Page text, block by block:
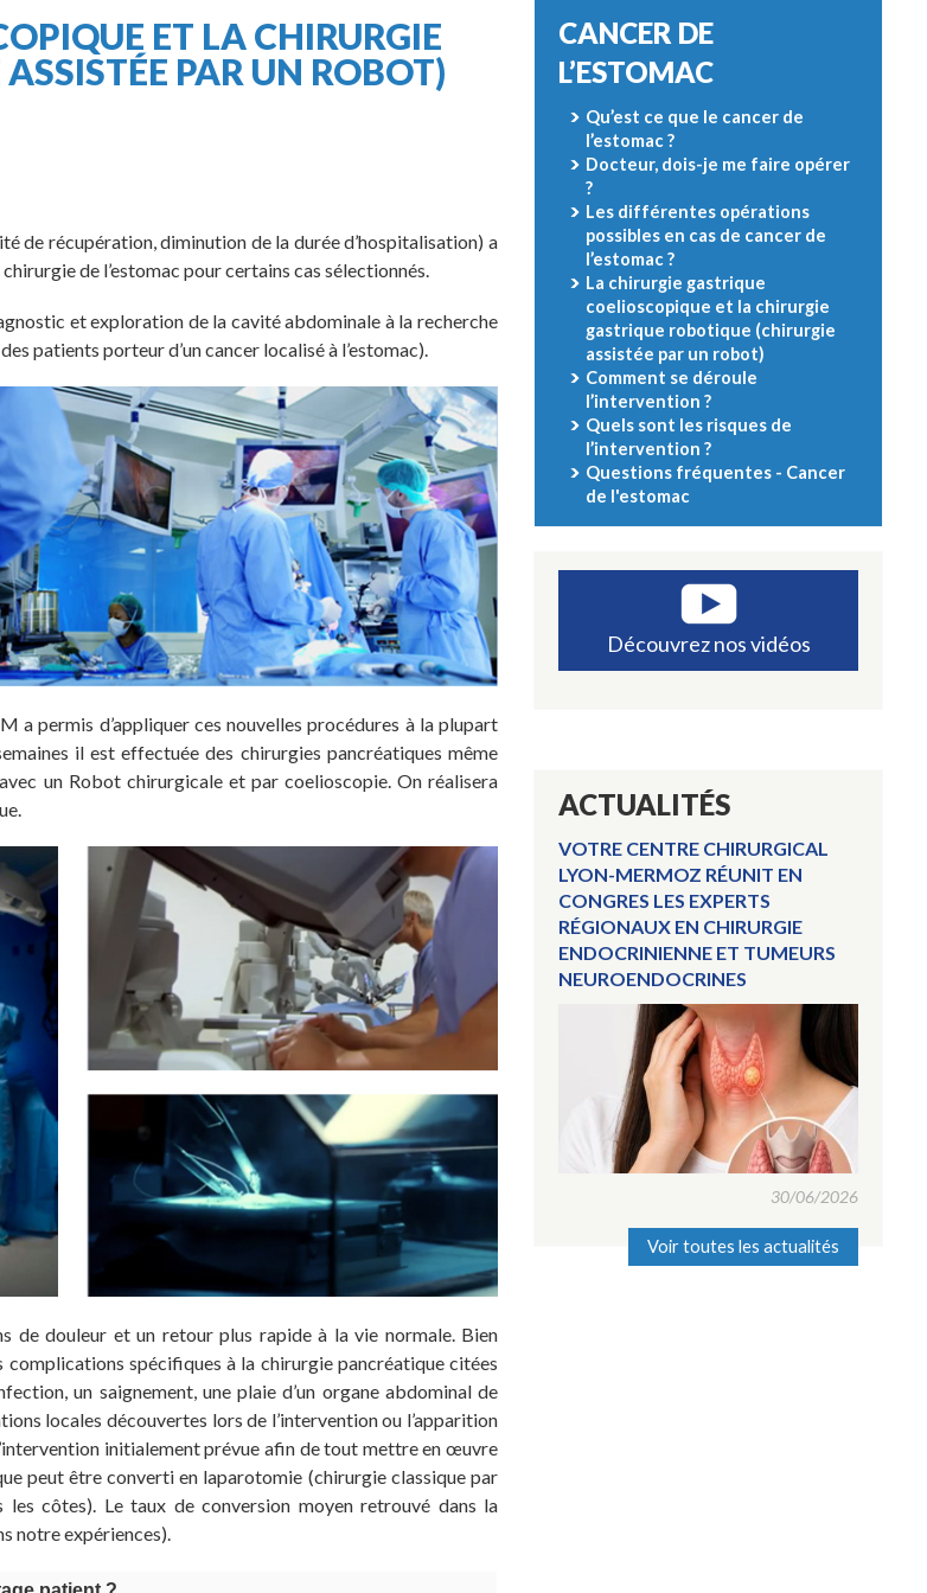
ET LA CHIRURGIE
PAR UN ROBOT)
de récupération, diminution de la durée d’hospitalisation) a
de l’estomac pour certains cas sélectionnés.
et exploration de la cavité abdominale à la recherche
patients porteur d’un cancer localisé à l’estomac).
a permis d’appliquer ces nouvelles procédures à la plupart
il est effectuée des chirurgies pancréatiques même
un Robot chirurgicale et par coelioscopie. On réalisera
de douleur et un retour plus rapide à la vie normale. Bien
spécifiques à la chirurgie pancréatique citées
un saignement, une plaie d’un organe abdominal de
locales découvertes lors de l’intervention ou l’apparition
initialement prévue afin de tout mettre en œuvre
peut être converti en laparotomie (chirurgie classique par
côtes). Le taux de conversion moyen retrouvé dans la
notre expériences).
CANCER DE
L’ESTOMAC
Qu’est ce que le cancer de
l’estomac ?
Docteur, dois-je me faire opérer
?
Les différentes opérations
possibles en cas de cancer de
l’estomac ?
La chirurgie gastrique
coelioscopique et la chirurgie
gastrique robotique (chirurgie
assistée par un robot)
Comment se déroule
l’intervention ?
Quels sont les risques de
l’intervention ?
Questions fréquentes - Cancer
de l'estomac
Découvrez nos vidéos
ACTUALITÉS
VOTRE CENTRE CHIRURGICAL
LYON-MERMOZ RÉUNIT EN
CONGRES LES EXPERTS
RÉGIONAUX EN CHIRURGIE
ENDOCRINIENNE ET TUMEURS
NEUROENDOCRINES
30/06/2026
Voir toutes les actualités